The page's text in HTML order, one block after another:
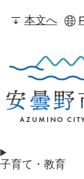
本文へ
子育て・教育